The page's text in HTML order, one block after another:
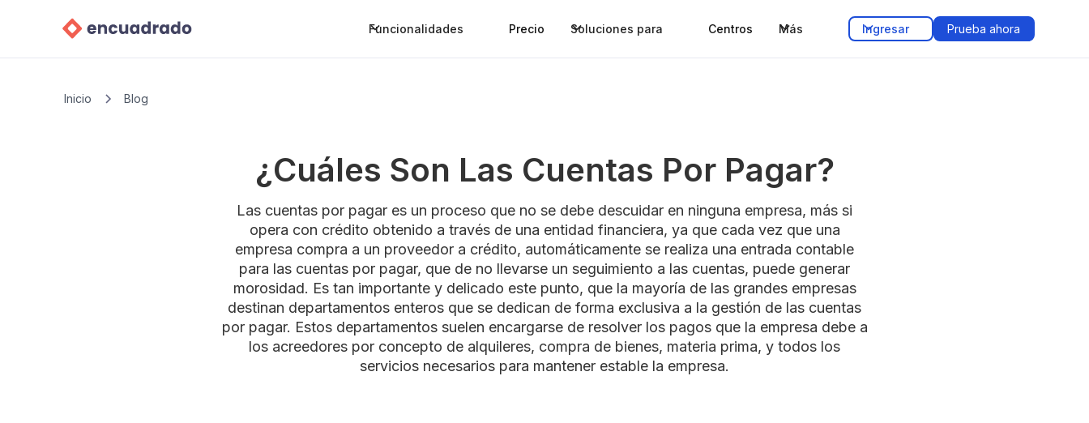
Funcionalidades Precio Soluciones para Centros Más Ingresar Prueba ahora
Inicio Blog
¿Cuáles Son Las Cuentas Por Pagar?
Las cuentas por pagar es un proceso que no se debe descuidar en ninguna empresa, más si
opera con crédito obtenido a través de una entidad financiera, ya que cada vez que una
empresa compra a un proveedor a crédito, automáticamente se realiza una entrada contable
para las cuentas por pagar, que de no llevarse un seguimiento a las cuentas, puede generar
morosidad. Es tan importante y delicado este punto, que la mayoría de las grandes empresas
destinan departamentos enteros que se dedican de forma exclusiva a la gestión de las cuentas
por pagar. Estos departamentos suelen encargarse de resolver los pagos que la empresa debe a
los acreedores por concepto de alquileres, compra de bienes, materia prima, y todos los
servicios necesarios para mantener estable la empresa.